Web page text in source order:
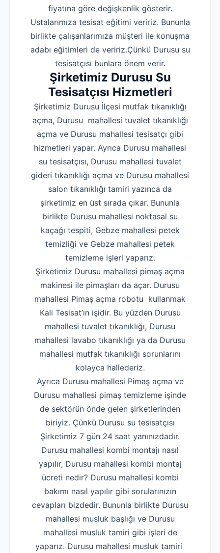
fiyatına göre değişkenlik gösterir.
Ustalarımıza tesisat eğitimi veririz. Bununla
birlikte çalışanlarımıza müşteri ile konuşma
adabı eğitimleri de veririz.Çünkü Durusu su
tesisatçısı bunlara önem verir.
Şirketimiz Durusu Su
Tesisatçısı Hizmetleri
Şirketimiz Durusu İlçesi mutfak tıkanıklığı
açma, Durusu mahallesi tuvalet tıkanıklığı
açma ve Durusu mahallesi tesisatçı gibi
hizmetleri yapar. Ayrıca Durusu mahallesi
su tesisatçısı, Durusu mahallesi tuvalet
gideri tıkanıklığı açma ve Durusu mahallesi
salon tıkanıklığı tamiri yazınca da
şirketimiz en üst sırada çıkar. Bununla
birlikte Durusu mahallesi noktasal su
kaçağı tespiti, Gebze mahallesi petek
temizliği ve Gebze mahallesi petek
temizleme işleri yaparız.
Şirketimiz Durusu mahallesi pimaş açma
makinesi ile pimaşları da açar. Durusu
mahallesi Pimaş açma robotu kullanmak
Kali Tesisat’ın işidir. Bu yüzden Durusu
mahallesi tuvalet tıkanıklığı, Durusu
mahallesi lavabo tıkanıklığı ya da Durusu
mahallesi mutfak tıkanıklığı sorunlarını
kolayca hallederiz.
Ayrıca Durusu mahallesi Pimaş açma ve
Durusu mahallesi pimaş temizleme işinde
de sektörün önde gelen şirketlerinden
biriyiz. Çünkü Durusu su tesisatçısı
Şirketimiz 7 gün 24 saat yanınızdadır.
Durusu mahallesi kombi montajı nasıl
yapılır, Durusu mahallesi kombi montaj
ücreti nedir? Durusu mahallesi kombi
bakımı nasıl yapılır gibi sorularınızın
cevapları bizdedir. Bununla birlikte Durusu
mahallesi musluk başlığı ve Durusu
mahallesi musluk tamiri gibi işleri de
yaparız. Durusu mahallesi musluk tamiri